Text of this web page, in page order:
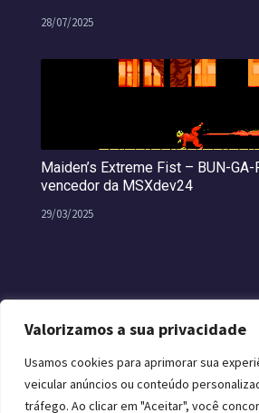
Valorizamos a sua privacidade
Usamos cookies para aprimorar sua
veicular anúncios ou conteúdo
tráfego. Ao clicar em "Aceitar", você
28/07/2025
Maiden’s Extreme Fist – BUN-GA-
vencedor da MSXdev24
29/03/2025